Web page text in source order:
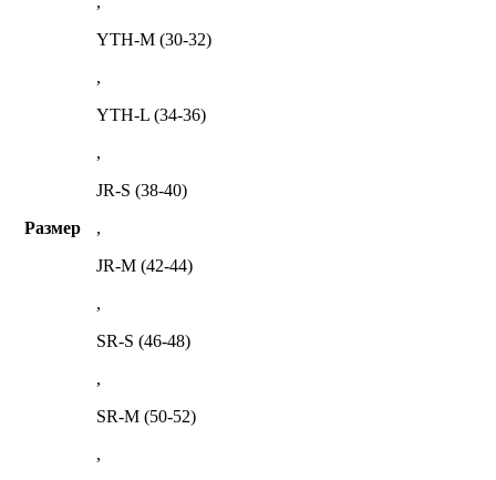
Размер
YTH-M (30-32)
,
YTH-L (34-36)
,
JR-S (38-40)
,
JR-M (42-44)
,
SR-S (46-48)
,
SR-M (50-52)
,